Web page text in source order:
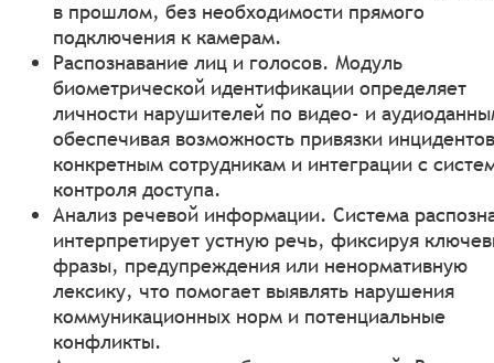
в прошлом, без необходимости прямого
подключения к камерам.
Распознавание лиц и голосов. Модуль
биометрической идентификации определяет
личности нарушителей по видео‑ и
обеспечивая возможность привязки
конкретным сотрудникам и интеграции с
контроля доступа.
Анализ речевой информации. Система
интерпретирует устную речь, фиксируя
фразы, предупреждения или ненормативную
лексику, что помогает выявлять нарушения
коммуникационных норм и потенциальные
конфликты.